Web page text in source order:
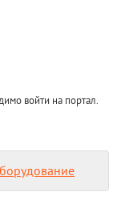
войти на портал.